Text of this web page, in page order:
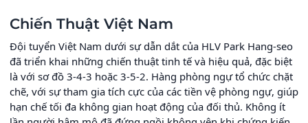
Chiến Thuật Việt Nam
Đội tuyển Việt Nam dưới sự dẫn dắt của HLV Park Hang-seo
đã triển khai những chiến thuật tinh tế và hiệu quả, đặc biệt
là với sơ đồ 3-4-3 hoặc 3-5-2. Hàng phòng ngự tổ chức chặt
chẽ, với sự tham gia tích cực của các tiền vệ phòng ngự, giúp
hạn chế tối đa không gian hoạt động của đối thủ. Không ít